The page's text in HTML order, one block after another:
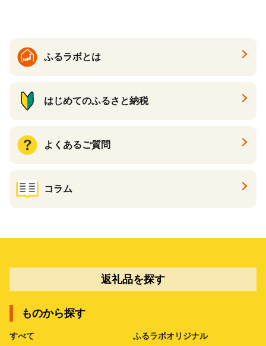
ふるラボとは
はじめてのふるさと納税
よくあるご質問
コラム
返礼品を探す
ものから探す
すべて ふるラボオリジナル